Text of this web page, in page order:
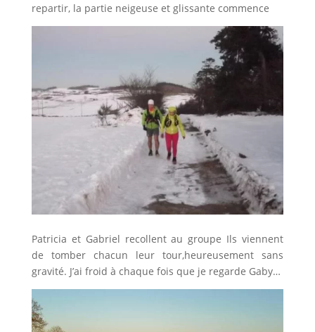
repartir, la partie neigeuse et glissante commence
Patricia et Gabriel recollent au groupe Ils viennent
de tomber chacun leur tour,heureusement sans
gravité. J’ai froid à chaque fois que je regarde Gaby…